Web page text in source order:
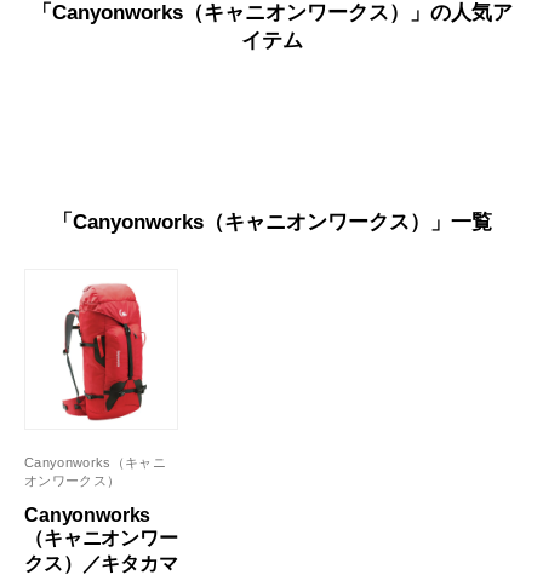
「Canyonworks（キャニオンワークス）」の人気ア
イテム
「Canyonworks（キャニオンワークス）」一覧
Canyonworks（キャニ
オンワークス）
Canyonworks
（キャニオンワー
クス）／キタカマ